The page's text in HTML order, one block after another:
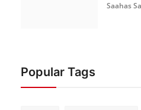
Saahas
Popular Tags